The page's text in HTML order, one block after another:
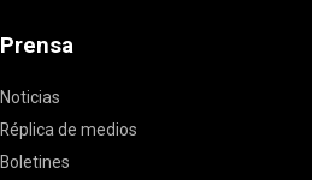
Prensa
Noticias
Réplica de medios
Boletines